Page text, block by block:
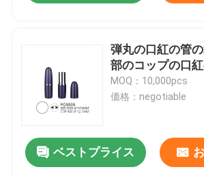
弾丸の口紅の管
部のコップの口
MOQ：10,000pcs
価格：negotiable
ベストプライス